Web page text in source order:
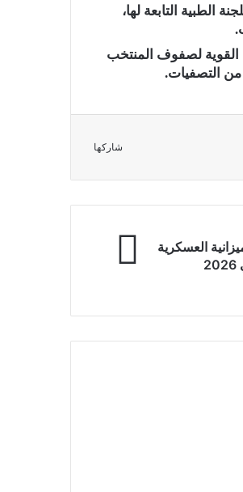
الطبية التابعة لها،
القوية لصفوف المنتخب
التصفيات.
شاركها
العسكرية